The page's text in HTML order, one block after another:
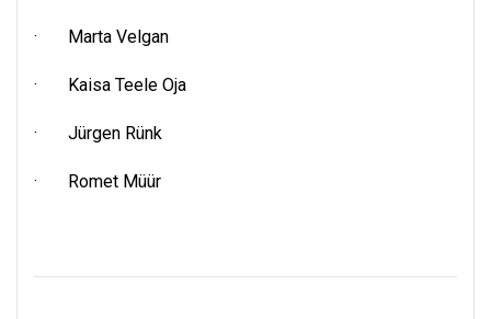
· Marta Velgan
· Kaisa Teele Oja
· Jürgen Rünk
· Romet Müür